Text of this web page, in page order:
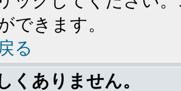
できます。
る
くありません。